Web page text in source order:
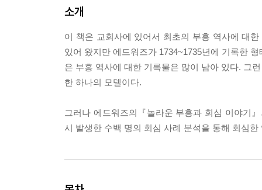
소개
이 책은 교회사에 있어서 최초의 부흥 역사에 대
있어 왔지만 에드워즈가 1734~1735년에 기록한
은 부흥 역사에 대한 기록물은 많이 남아 있다. 그
한 하나의 모델이다.
그러나 에드워즈의『놀라운 부흥과 회심 이야기
시 발생한 수백 명의 회심 사례 분석을 통해 회심